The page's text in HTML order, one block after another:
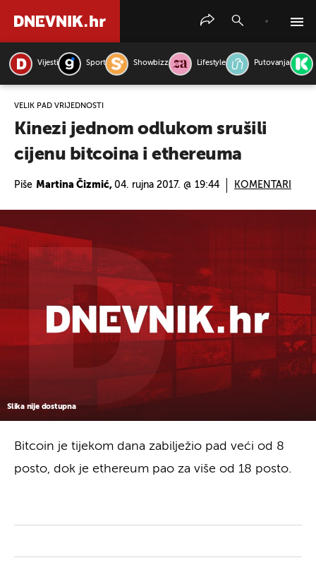
Vijesti Sport Showbizz Lifestyle Putovanja
VELIK PAD VRIJEDNOSTI
Kinezi jednom odlukom srušili
cijenu bitcoina i ethereuma
Piše Martina Čizmić, 04. rujna 2017. @ 19:44 KOMENTARI
Slika nije dostupna
Bitcoin je tijekom dana zabilježio pad veći od 8
posto, dok je ethereum pao za više od 18 posto.
PRETRAŽITE VIJESTI